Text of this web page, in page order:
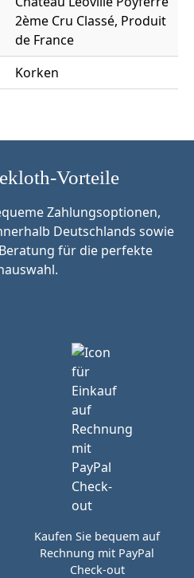
2ème Cru Classé, Produit
de France
Korken
Vorteile
Zahlungsoptionen,
Deutschlands sowie
für die perfekte
Kaufen Sie bequem auf
Rechnung mit PayPal
Check-out